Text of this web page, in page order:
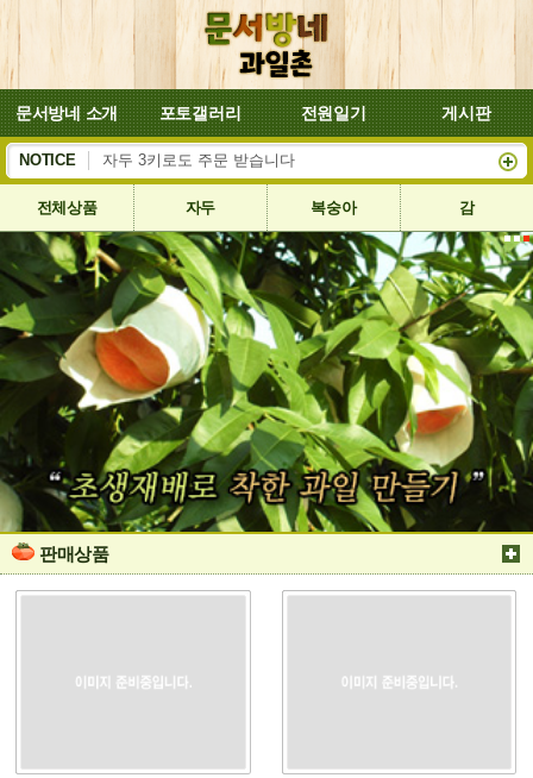
문서방네 소개 포토갤러리 전원일기 게시판
NOTICE 자두 3키로도 주문 받습니다
복숭아 대양이 잘 익어서 8월4일부터 배송합니다
전체상품 자두 복숭아 감
판매상품